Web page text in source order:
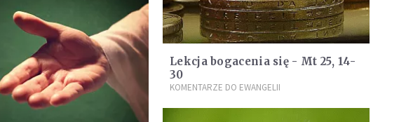
Lekcja bogacenia się - Mt 25, 14-
30
KOMENTARZE DO EWANGELII